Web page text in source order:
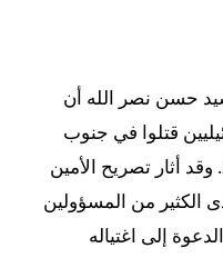
حسن نصر الله أن
قتلوا في جنوب
لبنان في حرب تموز/يوليو 2006. وقد أثار تصريح الأمين
الكثير من المسؤولين
إلى اغتياله